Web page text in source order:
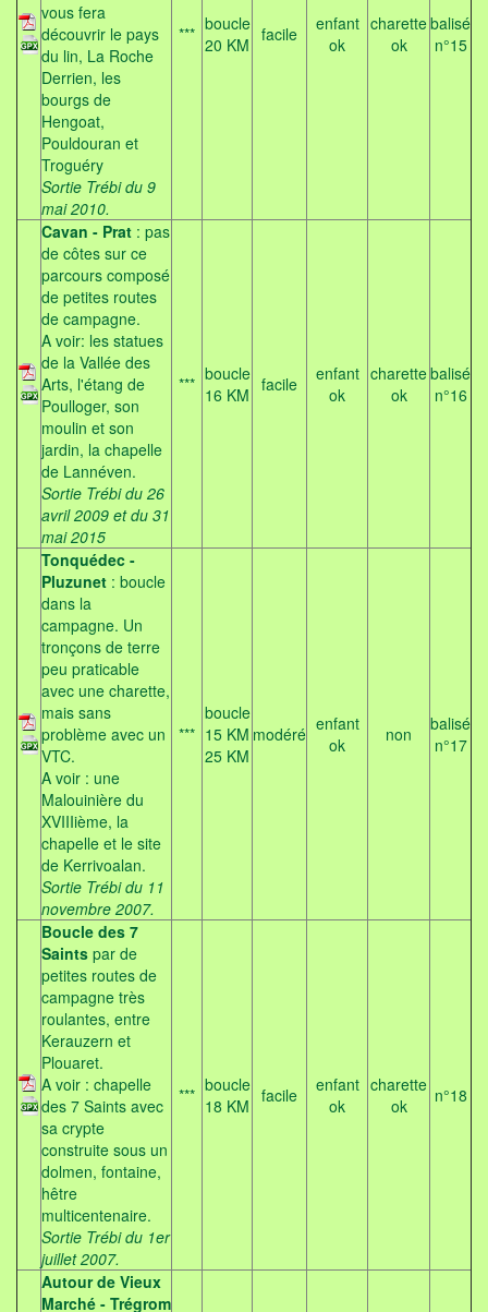
vous fera
découvrir le pays
du lin, La Roche
Derrien, les
bourgs de
Hengoat,
Pouldouran et
Troguéry
Sortie Trébi du 9
mai 2010.
*** boucle
20 KM facile
enfant
ok
charette
ok
balisé
n°15
Cavan - Prat : pas
de côtes sur ce
parcours composé
de petites routes
de campagne.
A voir: les statues
de la Vallée des
Arts, l'étang de
Poulloger, son
moulin et son
jardin, la chapelle
de Lannéven.
Sortie Trébi du 26
avril 2009 et du 31
mai 2015
*** boucle
16 KM facile
enfant
ok
charette
ok
balisé
n°16
Tonquédec -
Pluzunet : boucle
dans la
campagne. Un
tronçons de terre
peu praticable
avec une charette,
mais sans
problème avec un
VTC.
A voir : une
Malouinière du
XVIIIième, la
chapelle et le site
de Kerrivoalan.
Sortie Trébi du 11
novembre 2007.
***
boucle
15 KM
25 KM
modéré enfant
ok
non
balisé
n°17
Boucle des 7
Saints par de
petites routes de
campagne très
roulantes, entre
Kerauzern et
Plouaret.
A voir : chapelle
des 7 Saints avec
sa crypte
construite sous un
dolmen, fontaine,
hêtre
multicentenaire.
Sortie Trébi du 1er
juillet 2007.
*** boucle
18 KM facile
enfant
ok
charette
ok
n°18
Autour de Vieux
Marché - Trégrom